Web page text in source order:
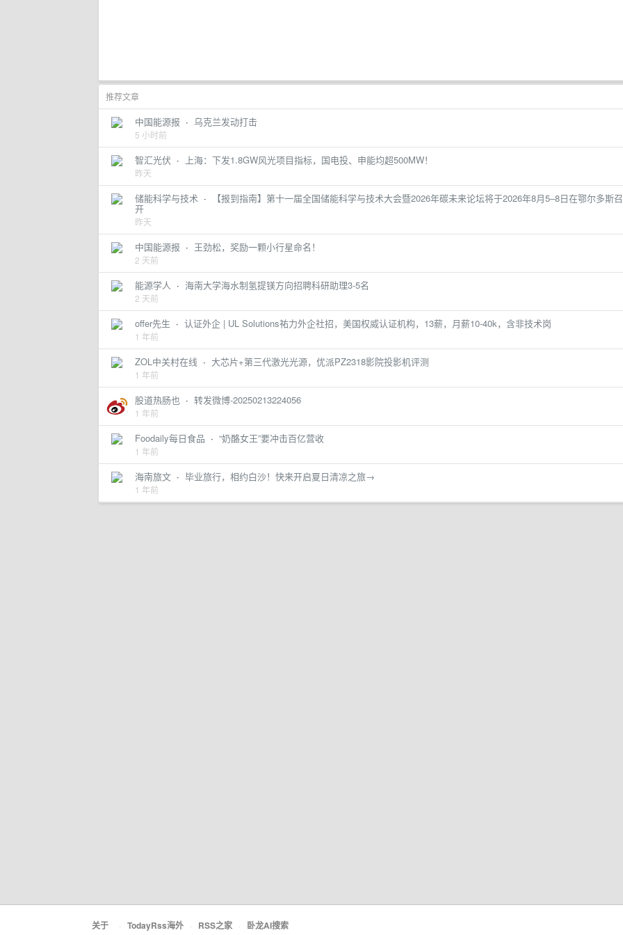
推荐文章
中国能源报 · 乌克兰发动打击
5 小时前
智汇光伏 · 上海：下发1.8GW风光项目指标，国电投、申能均超500MW！
昨天
储能科学与技术 · 【报到指南】第十一届全国储能科学与技术大会暨2026年碳未来论坛将于2026年8月5–8日在鄂尔多斯召
开
昨天
中国能源报 · 王劲松，奖励一颗小行星命名！
2 天前
能源学人 · 海南大学海水制氢提镁方向招聘科研助理3-5名
2 天前
offer先生 · 认证外企 | UL Solutions祐力外企社招，美国权威认证机构，13薪，月薪10-40k，含非技术岗
1 年前
ZOL中关村在线 · 大芯片+第三代激光光源，优派PZ2318影院投影机评测
1 年前
股道热肠也 · 转发微博-20250213224056
1 年前
Foodaily每日食品 · “奶酪女王”要冲击百亿营收
1 年前
海南旅文 · 毕业旅行，相约白沙！快来开启夏日清凉之旅→
1 年前
关于 · TodayRss海外 · RSS之家 · 卧龙AI搜索